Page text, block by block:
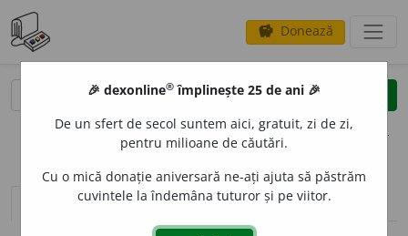
savings Donează
clear
opțiuni
definiții (1) pronunțievolume_up (30)
🎉 dexonline® împlinește 25 de ani 🎉
De un sfert de secol suntem aici, gratuit, zi de zi,
pentru milioane de căutări.
Cu o mică donație aniversară ne-ați ajuta să păstrăm
cuvintele la îndemâna tuturor și pe viitor.